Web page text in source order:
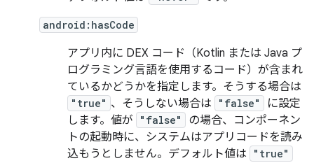
android:hasCode
アプリ内に DEX コード（Kotlin または Java プ
ログラミング言語を使用するコード）が含まれ
ているかどうかを指定します。そうする場合は
"true" 、そうしない場合は "false"
に設定
します。値が
"false"
の場合、コンポーネン
トの起動時に、システムはアプリコードを読み
込もうとしません。デフォルト値は
"true"